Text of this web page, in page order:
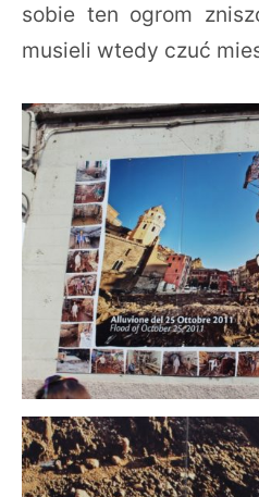
sobie ten ogrom
musieli wtedy czuć